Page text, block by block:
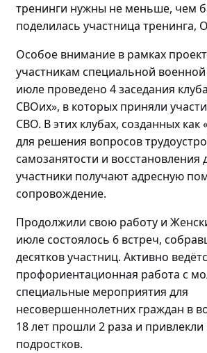
тренинги нужны не меньше, чем
поделилась участница тренинга,
Особое внимание в рамках
участникам специальной
июле проведено 4 заседания
СВОих», в которых приняли
СВО. В этих клубах, созданных как
для решения вопросов
самозанятости и восстановления
участники получают адресную
сопровождение.
Продолжили свою работу и
июле состоялось 6 встреч,
десятков участниц. Активно
профориентационная работа с
специальные мероприятия для
несовершеннолетних граждан в
18 лет прошли 2 раза и привлекли
подростков.